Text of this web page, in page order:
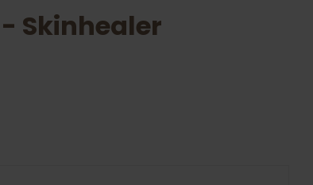
Skinhealer